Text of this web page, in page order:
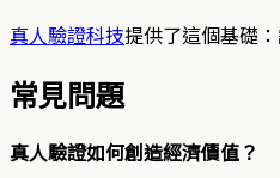
真人驗證科技提供了這個基礎
常見問題
真人驗證如何創造經濟價值？